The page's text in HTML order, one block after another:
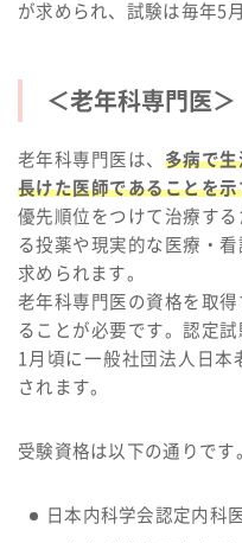
が求められ、試験は毎年5
＜老年科専門医＞
老年科専門医は、 多病で
長けた医師であることを示
優先順位をつけて治療す
る投薬や現実的な医療・
求められます。
老年科専門医の資格を取
ることが必要です。認定
1月頃に一般社団法人日
されます。
受験資格は以下の通りです
日本内科学会認定内科